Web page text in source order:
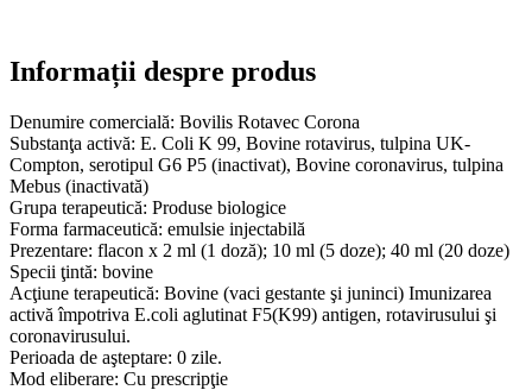
Informații despre produs
Denumire comercială: Bovilis Rotavec Corona
Substanţa activă: E. Coli K 99, Bovine rotavirus, tulpina UK-
Compton, serotipul G6 P5 (inactivat), Bovine coronavirus, tulpina
Mebus (inactivată)
Grupa terapeutică: Produse biologice
Forma farmaceutică: emulsie injectabilă
Prezentare: flacon x 2 ml (1 doză); 10 ml (5 doze); 40 ml (20 doze)
Specii ţintă: bovine
Acţiune terapeutică: Bovine (vaci gestante şi juninci) Imunizarea
activă împotriva E.coli aglutinat F5(K99) antigen, rotavirusului şi
coronavirusului.
Perioada de aşteptare: 0 zile.
Mod eliberare: Cu prescripţie